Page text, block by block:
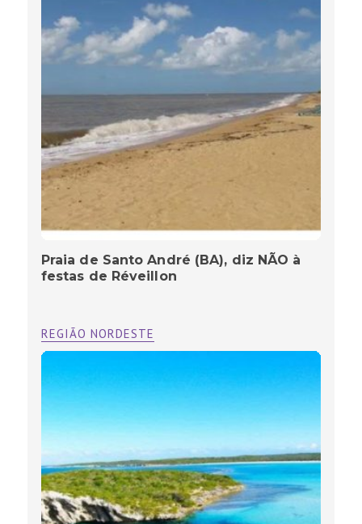
Praia de Santo André (BA), diz NÃO à
festas de Réveillon
REGIÃO NORDESTE